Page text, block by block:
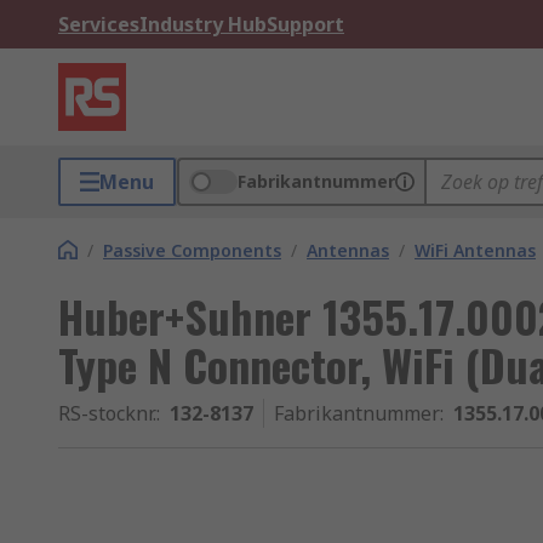
ServicesIndustry HubSupport
Menu Fabrikantnummer
/ Passive Components / Antennas / WiFi Antennas
Huber+Suhner
Type N Connector, WiFi
RS-stocknr.: 132-8137 Fabrikantnummer: